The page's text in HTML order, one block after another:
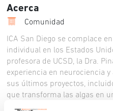
Acerca
Comunidad
ICA San Diego se complace
individual en los Estados
profesora de UCSD, la Dra.
experiencia en neurociencia
sus últimos proyectos,
que transforma las algas en
biodegradable y el debut de